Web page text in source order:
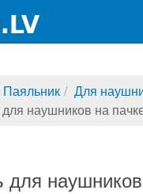
Паяльник
Для
для наушников на
для